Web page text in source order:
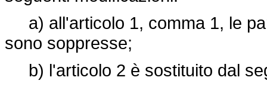
a) all'articolo 1, comma 1, le
sono soppresse;
b) l'articolo 2 è sostituito dal